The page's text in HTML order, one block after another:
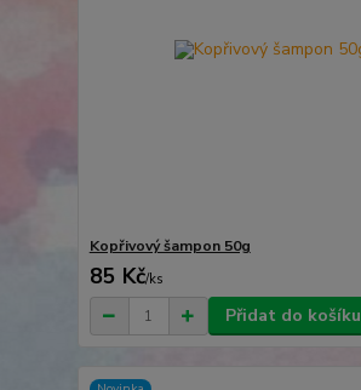
Kopřivový šampon 50g
85 Kč/ks
Přidat do košíku